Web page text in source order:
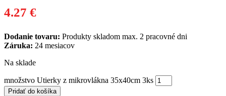
4.27 €
Dodanie tovaru: Produkty skladom max. 2 pracovné dni
Záruka: 24 mesiacov
Na sklade
množstvo Utierky z mikrovlákna 35x40cm 3ks
Pridať do košíka